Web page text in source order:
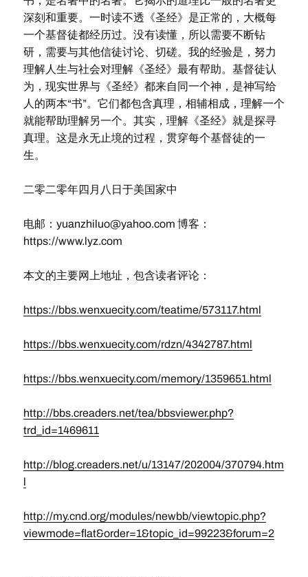
深刻和重要。一时读不透《圣经》是正常的，大概每
一个基督徒都经历过。没有读懂，所以需要不断钻
研，需要与其他信徒讨论、切磋。我的经验是，努力
理解人生与社会对理解《圣经》最有帮助。基督徒认
为，现实世界与《圣经》都来自同一个神，是神写给
人的两本“书”。它们都包含真理，相辅相成，理解一个
就能帮助理解另一个。其实，理解《圣经》就是探寻
真理。这是永无止境的过程，贯穿每个基督徒的一
生。
二零二零年四月八日于美国家中
电邮： yuanzhiluo@yahoo.com 博客：
https://www.lyz.com
本文的主要网上地址，包含读者评论：
https://bbs.wenxuecity.com/teatime/573117.html
https://bbs.wenxuecity.com/rdzn/4342787.html
https://bbs.wenxuecity.com/memory/1359651.html
http://bbs.creaders.net/tea/bbsviewer.php?
trd_id=1469611
http://blog.creaders.net/u/13147/202004/370794.htm
l
http://my.cnd.org/modules/newbb/viewtopic.php?
viewmode=flat&order=1&topic_id=99223&forum=2